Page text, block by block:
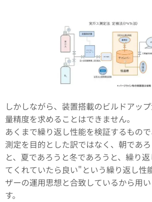
しかしながら、装置搭載のビルドアッ
量精度を求めることはできません。
あくまで繰り返し性能を検証するもの
測定を目的とした訳ではなく、朝であ
と、夏であろうと冬であろうと、繰り
てくれていたら良い"という繰り返し性
ザーの運用思想と合致しているから用
す。